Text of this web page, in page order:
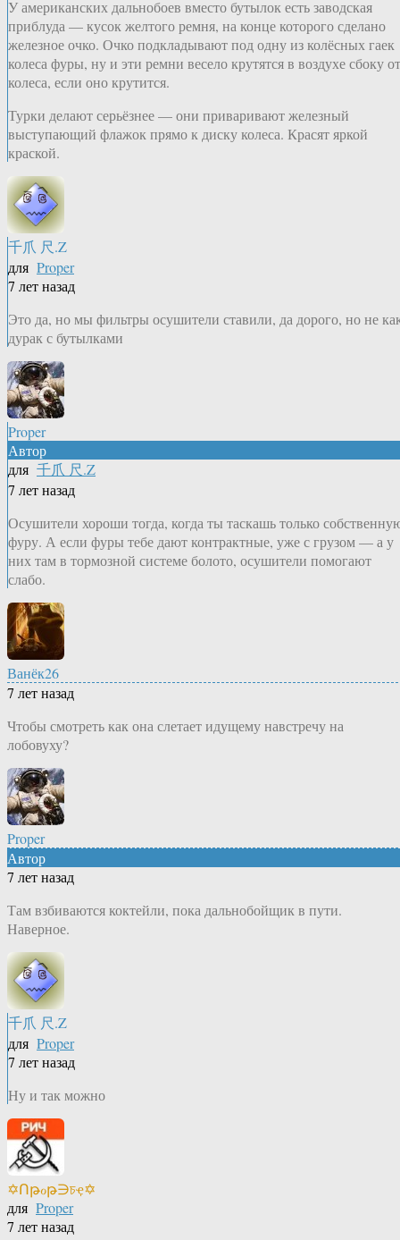
У американских дальнобоев вместо бутылок есть заводская
приблуда — кусок желтого ремня, на конце которого сделано
железное очко. Очко подкладывают под одну из колёсных гаек
колеса фуры, ну и эти ремни весело крутятся в воздухе сбоку от
колеса, если оно крутится.
Турки делают серьёзнее — они приваривают железный
выступающий флажок прямо к диску колеса. Красят яркой
краской.
千爪 尺.Z
для Proper
7 лет назад
Это да, но мы фильтры осушители ставили, да дорого, но не
дурак с бутылками
Proper
Автор
для 千爪 尺.Z
7 лет назад
Осушители хороши тогда, когда ты таскашь только
фуру. А если фуры тебе дают контрактные, уже с грузом — а у
них там в тормозной системе болото, осушители помогают
слабо.
Ванёк26
7 лет назад
Чтобы смотреть как она слетает идущему навстречу на
лобовуху?
Proper
Автор
7 лет назад
Там взбиваются коктейли, пока дальнобойщик в пути.
Наверное.
千爪 尺.Z
для Proper
7 лет назад
Ну и так можно
✡Ոթℴթ∋চҿ✡
для Proper
7 лет назад